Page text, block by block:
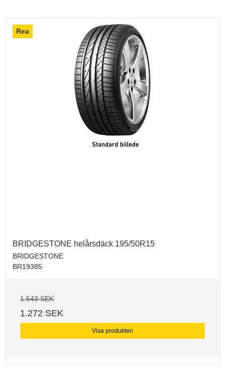
Rea
BRIDGESTONE helårsdäck 195/50R15
BRIDGESTONE
BR19385
1.543 SEK
1.272 SEK
Visa produkten